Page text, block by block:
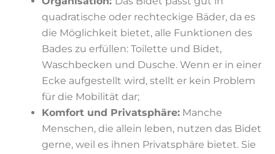
quadratische oder rechteckige Bäder, da es
die Möglichkeit bietet, alle Funktionen des
Bades zu erfüllen: Toilette und Bidet,
Waschbecken und Dusche. Wenn er in einer
Ecke aufgestellt wird, stellt er kein Problem
für die Mobilität dar;
Komfort und Privatsphäre: Manche
Menschen, die allein leben, nutzen das Bidet
gerne, weil es ihnen Privatsphäre bietet. Sie